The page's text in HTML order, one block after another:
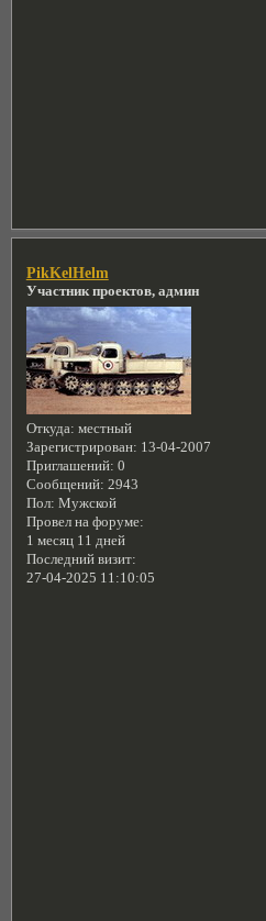
PikKelHelm
Участник проектов, админ
Откуда: местный
Зарегистрирован: 13-04-2007
Приглашений: 0
Сообщений: 2943
Пол: Мужской
Провел на форуме:
1 месяц 11 дней
Последний визит:
27-04-2025 11:10:05